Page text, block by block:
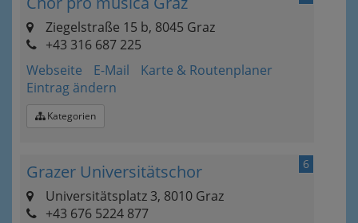
Ziegelstraße 15 b, 8045 Graz
+43 316 687 225
Webseite
E-Mail
Karte & Routenplaner
Eintrag ändern
Kategorien
6
Grazer Universitätschor
Universitätsplatz 3, 8010 Graz
+43 676 5224 877